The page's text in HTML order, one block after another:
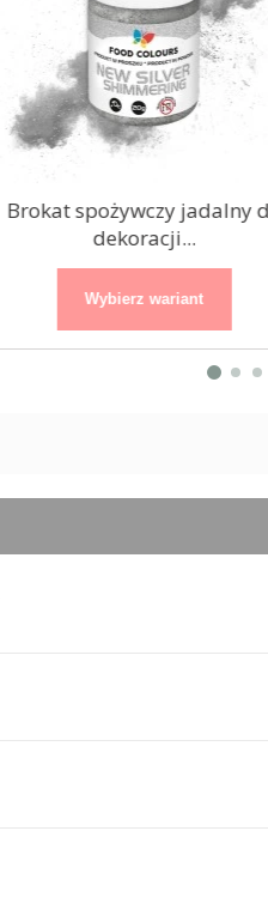
Brokat spożywczy jadalny do
dekoracji...
Wybierz wariant